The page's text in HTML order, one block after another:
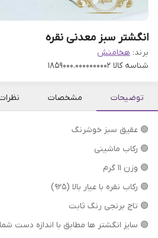
انگشتر سبز معدنی نقره
برند: هخامنش
شناسه کالا 1859000.0000000002
توضیحات مشخصات
🟢 عقیق سبز خوشرنگ
🟢 رکاب ماشینی
🟢 وزن 11 گرم
🟢 رکاب نقره با عیار بالا (۹۲۵)
🟢 تاج برنجی رنگ ثابت
🟢 سایز انگشتر ها مطابق با اندازه دست